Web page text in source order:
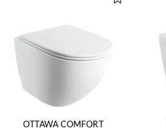
OTTAWA COMFORT